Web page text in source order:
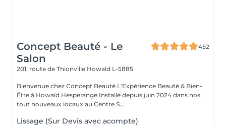
Concept Beauté - Le
Salon
452
201, route de Thionville Howald L-5885
Bienvenue chez Concept Beauté L'Expérience Beauté & Bien-
Être à Howald Hesperange Installé depuis juin 2024 dans nos
tout nouveaux locaux au Centre S...
Lissage (Sur Devis avec acompte)